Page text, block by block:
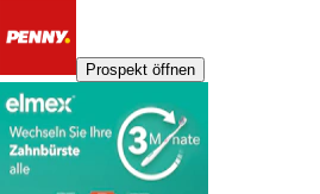
Prospekt öffnen